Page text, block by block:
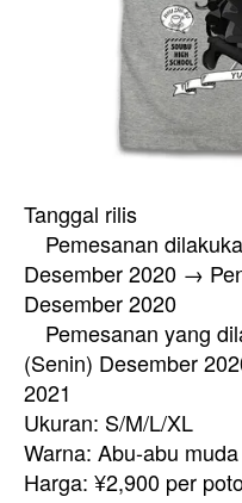
Tanggal rilis
Pemesanan
Desember 2020 →
Desember 2020
Pemesanan yang
(Senin) Desember
2021
Ukuran: S/M/L/XL
Warna: Abu-abu muda
Harga: ¥2,900 per